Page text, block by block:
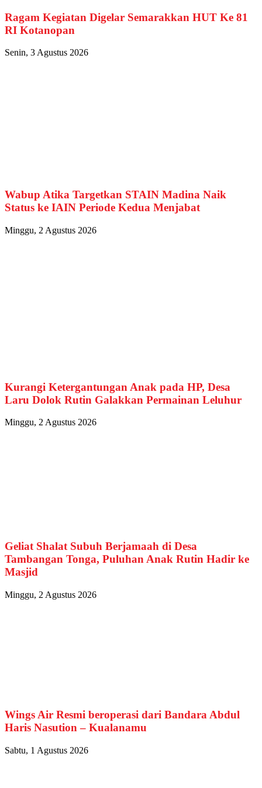
Ragam Kegiatan Digelar Semarakkan HUT Ke 81
RI Kotanopan
Senin, 3 Agustus 2026
Wabup Atika Targetkan STAIN Madina Naik
Status ke IAIN Periode Kedua Menjabat
Minggu, 2 Agustus 2026
Kurangi Ketergantungan Anak pada HP, Desa
Laru Dolok Rutin Galakkan Permainan Leluhur
Minggu, 2 Agustus 2026
Geliat Shalat Subuh Berjamaah di Desa
Tambangan Tonga, Puluhan Anak Rutin Hadir ke
Masjid
Minggu, 2 Agustus 2026
Wings Air Resmi beroperasi dari Bandara Abdul
Haris Nasution – Kualanamu
Sabtu, 1 Agustus 2026